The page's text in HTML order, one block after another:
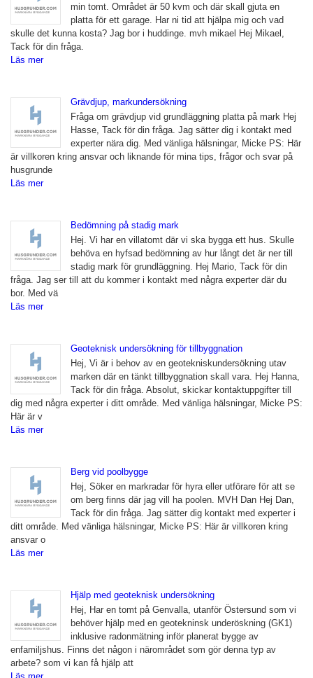
min tomt. Området är 50 kvm och där skall gjuta en
platta för ett garage. Har ni tid att hjälpa mig och vad
skulle det kunna kosta? Jag bor i huddinge. mvh mikael Hej Mikael,
Tack för din fråga.
Läs mer
Grävdjup, markundersökning
Fråga om grävdjup vid grundläggning platta på mark Hej
Hasse, Tack för din fråga. Jag sätter dig i kontakt med
experter nära dig. Med vänliga hälsningar, Micke PS: Här
är villkoren kring ansvar och liknande för mina tips, frågor och svar på
husgrunde
Läs mer
Bedömning på stadig mark
Hej. Vi har en villatomt där vi ska bygga ett hus. Skulle
behöva en hyfsad bedömning av hur långt det är ner till
stadig mark för grundläggning. Hej Mario, Tack för din
fråga. Jag ser till att du kommer i kontakt med några experter där du
bor. Med vä
Läs mer
Geoteknisk undersökning för tillbyggnation
Hej, Vi är i behov av en geotekniskundersökning utav
marken där en tänkt tillbyggnation skall vara. Hej Hanna,
Tack för din fråga. Absolut, skickar kontaktuppgifter till
dig med några experter i ditt område. Med vänliga hälsningar, Micke PS:
Här är v
Läs mer
Berg vid poolbygge
Hej, Söker en markradar för hyra eller utförare för att se
om berg finns där jag vill ha poolen. MVH Dan Hej Dan,
Tack för din fråga. Jag sätter dig kontakt med experter i
ditt område. Med vänliga hälsningar, Micke PS: Här är villkoren kring
ansvar o
Läs mer
Hjälp med geoteknisk undersökning
Hej, Har en tomt på Genvalla, utanför Östersund som vi
behöver hjälp med en geotekninsk underöskning (GK1)
inklusive radonmätning inför planerat bygge av
enfamiljshus. Finns det någon i närområdet som gör denna typ av
arbete? som vi kan få hjälp att